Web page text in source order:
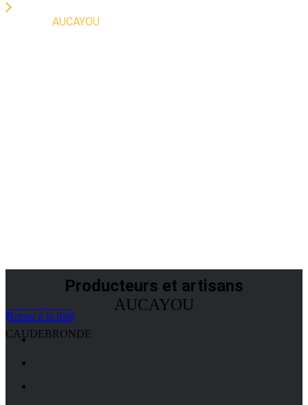
AUCAYOU
Producteurs et artisans
AUCAYOU
CAUDEBRONDE
Retour à la liste